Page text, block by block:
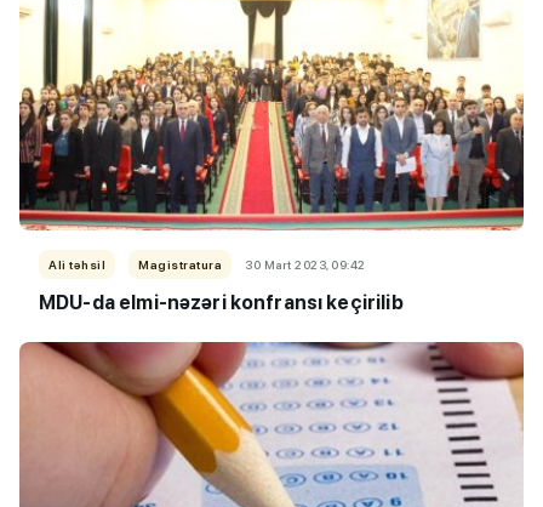
Ali təhsil Magistratura 30 Mart 2023, 09:42
MDU-da elmi-nəzəri konfransı keçirilib